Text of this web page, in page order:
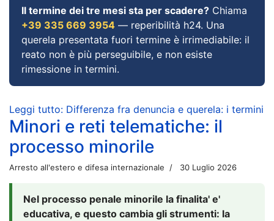
Il termine dei tre mesi sta per scadere? Chiama
+39 335 669 3954 — reperibilità h24. Una
querela presentata fuori termine è irrimediabile: il
reato non è più perseguibile, e non esiste
rimessione in termini.
Leggi tutto: Differenza fra denuncia e querela: i termini
Minori e reti telematiche: il
processo minorile
Arresto all'estero e difesa internazionale 30 Luglio 2026
Nel processo penale minorile la finalita' e'
educativa, e questo cambia gli strumenti: la